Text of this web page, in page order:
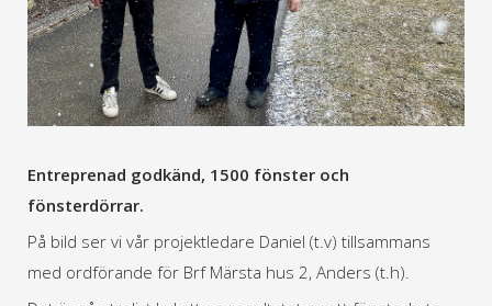
Entreprenad godkänd, 1500 fönster och
fönsterdörrar.
På bild ser vi vår projektledare Daniel (t.v) tillsammans
med ordförande för Brf Märsta hus 2, Anders (t.h).